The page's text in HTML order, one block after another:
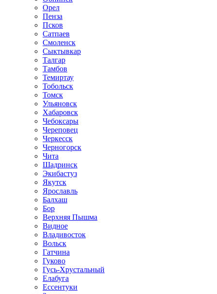
Орел
Пенза
Псков
Сатпаев
Смоленск
Сыктывкар
Талгар
Тамбов
Темиртау
Тобольск
Томск
Ульяновск
Хабаровск
Чебоксары
Череповец
Черкесск
Черногорск
Чита
Шадринск
Экибастуз
Якутск
Ярославль
Балхаш
Бор
Верхняя Пышма
Видное
Владивосток
Вольск
Гатчина
Гуково
Гусь-Хрустальный
Елабуга
Ессентуки